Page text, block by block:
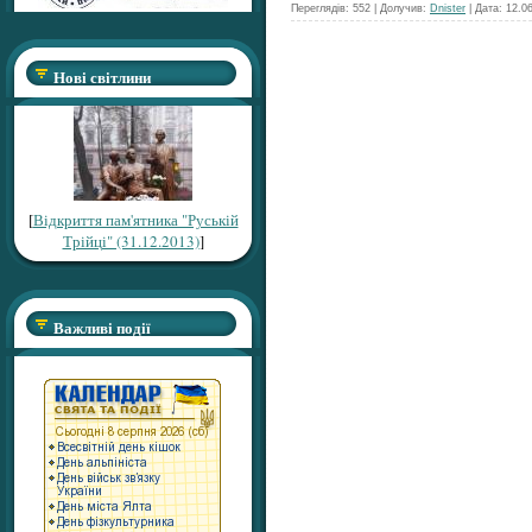
Нові світлини
[Відкриття пам'ятника "Руській
Трійці" (31.12.2013)]
Важливі події
Переглядів: 552 | Долучив: Dnister | Дата: